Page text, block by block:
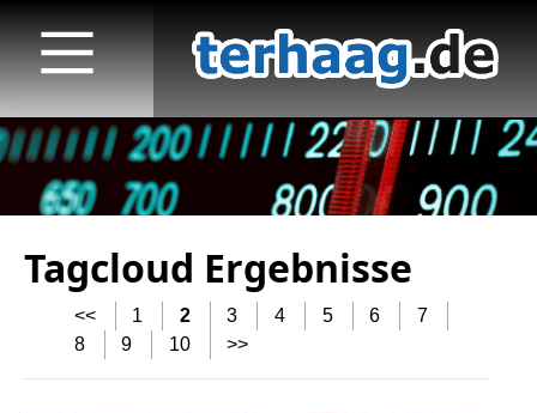
Tagcloud Ergebnisse
<< 1 2 3 4 5 6
7
8
9 10 >>
Startseite
Veröffentlichungen
TV